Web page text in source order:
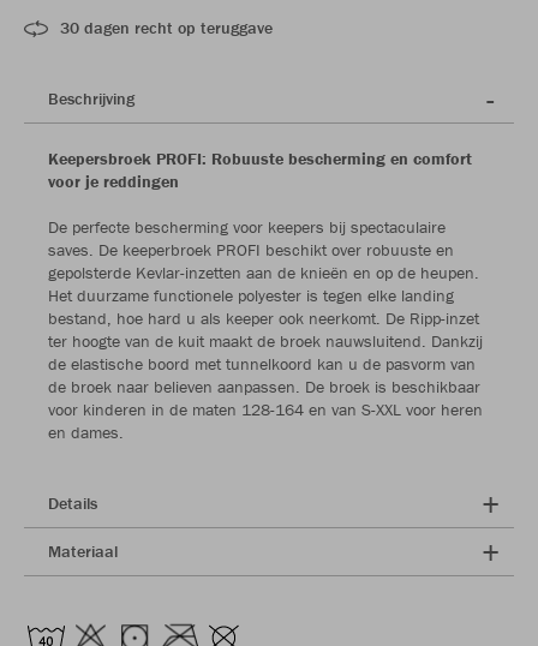
30 dagen recht op teruggave
Beschrijving
Keepersbroek PROFI: Robuuste bescherming en comfort
voor je reddingen
De perfecte bescherming voor keepers bij spectaculaire
saves. De keeperbroek PROFI beschikt over robuuste en
gepolsterde Kevlar-inzetten aan de knieën en op de heupen.
Het duurzame functionele polyester is tegen elke landing
bestand, hoe hard u als keeper ook neerkomt. De Ripp-inzet
ter hoogte van de kuit maakt de broek nauwsluitend. Dankzij
de elastische boord met tunnelkoord kan u de pasvorm van
de broek naar believen aanpassen. De broek is beschikbaar
voor kinderen in de maten 128-164 en van S-XXL voor heren
en dames.
Details
Materiaal